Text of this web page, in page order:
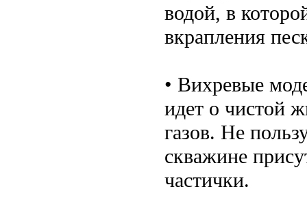
водой, в
вкрапления
• Вихревые
идет о чистой
газов. Не
скважине
частички.